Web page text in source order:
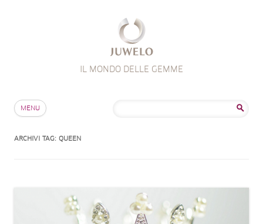
IL MONDO DELLE GEMME
MENU
ARCHIVI TAG: QUEEN